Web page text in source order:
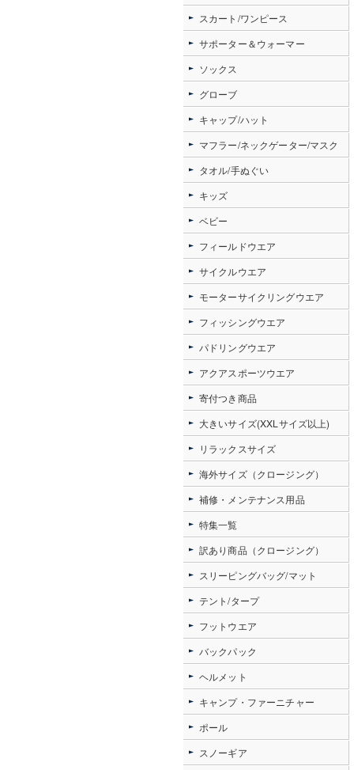
スカート/ワンピース
サポーター＆ウォーマー
ソックス
グローブ
キャップ/ハット
マフラー/ネックゲーター/マスク
タオル/手ぬぐい
キッズ
ベビー
フィールドウエア
サイクルウエア
モーターサイクリングウエア
フィッシングウエア
パドリングウエア
アクアスポーツウエア
寄付つき商品
大きいサイズ(XXLサイズ以上)
リラックスサイズ
海外サイズ（クロージング）
補修・メンテナンス用品
特集一覧
訳あり商品（クロージング）
スリーピングバッグ/マット
テント/タープ
フットウエア
バックパック
ヘルメット
キャンプ・ファーニチャー
ポール
スノーギア